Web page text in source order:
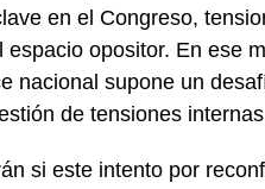
en el Congreso,
opositor. En ese
nacional supone un
de tensiones
si este intento por